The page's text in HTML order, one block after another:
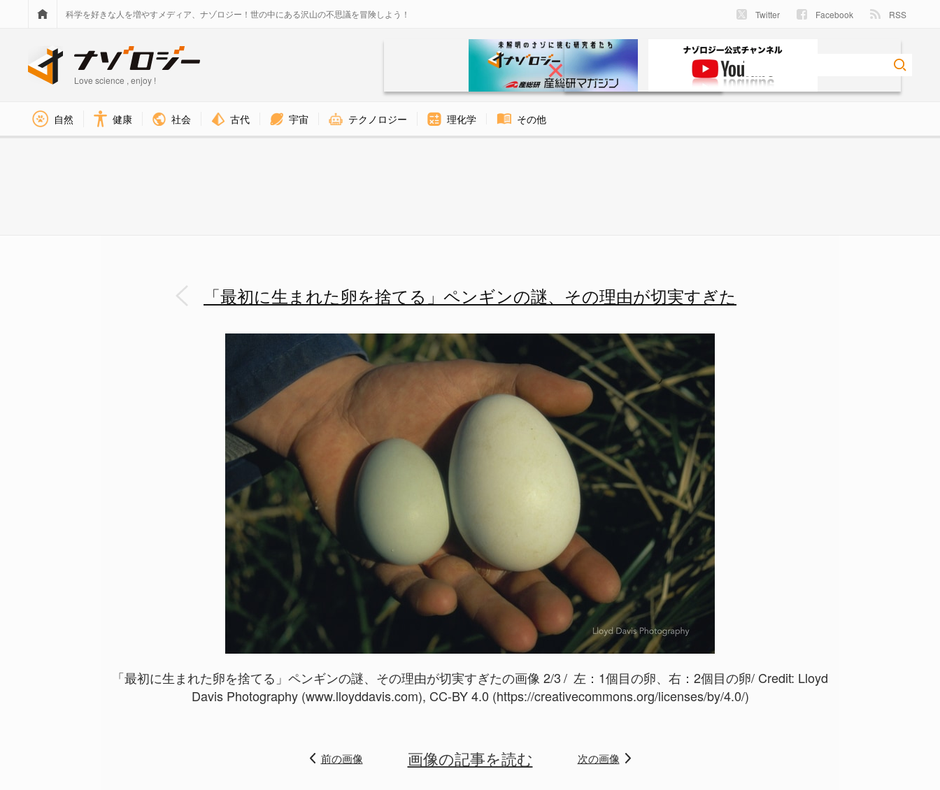
科学を好きな人を増やすメディア、ナゾロジー！世の中にある沢山の不思議を冒険しよう！ Twitter Facebook RSS
Love science , enjoy !
自然 健康 社会 古代 宇宙 テクノロジー 理化学 その他
「最初に生まれた卵を捨てる」ペンギンの謎、その理由が切実すぎた
「最初に生まれた卵を捨てる」ペンギンの謎、その理由が切実すぎたの画像 2/3 左：1個目の卵、右：2個目の卵/ Credit: Lloyd
Davis Photography (www.lloyddavis.com), CC-BY 4.0 (https://creativecommons.org/licenses/by/4.0/)
前の画像 画像の記事を読む 次の画像